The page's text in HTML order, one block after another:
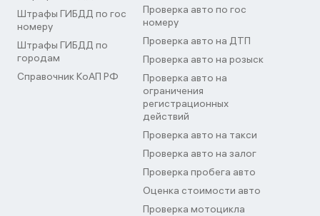
Штрафы ГИБДД по гос
номеру
Штрафы ГИБДД по
городам
Справочник КоАП РФ
Проверка авто по гос
номеру
Проверка авто на ДТП
Проверка авто на розыск
Проверка авто на
ограничения
регистрационных
действий
Проверка авто на такси
Проверка авто на залог
Проверка пробега авто
Оценка стоимости авто
Проверка мотоцикла